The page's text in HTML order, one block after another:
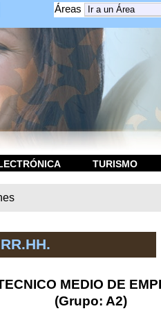
Áreas
TURISMO
MEDIO DE
(Grupo: A2)